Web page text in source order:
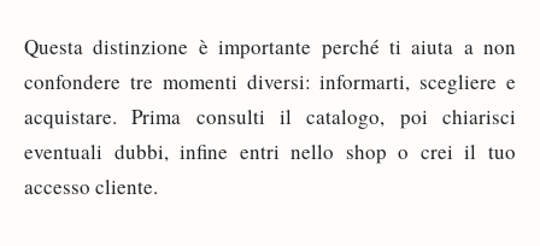
Questa distinzione è importante perché ti aiuta a non
confondere tre momenti diversi: informarti, scegliere e
acquistare. Prima consulti il catalogo, poi chiarisci
eventuali dubbi, infine entri nello shop o crei il tuo
accesso cliente.